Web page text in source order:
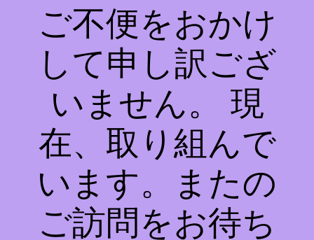
ご不便をおかけ
して申し訳ござ
いません。 現
在、取り組んで
います。またの
ご訪問をお待ち